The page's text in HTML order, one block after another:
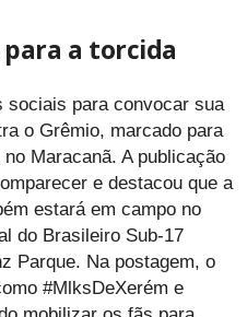
a torcida
sociais para convocar sua
o Grêmio, marcado para
Maracanã. A publicação
e destacou que a
estará em campo no
do Brasileiro Sub-17
Parque. Na postagem, o
#MlksDeXerém e